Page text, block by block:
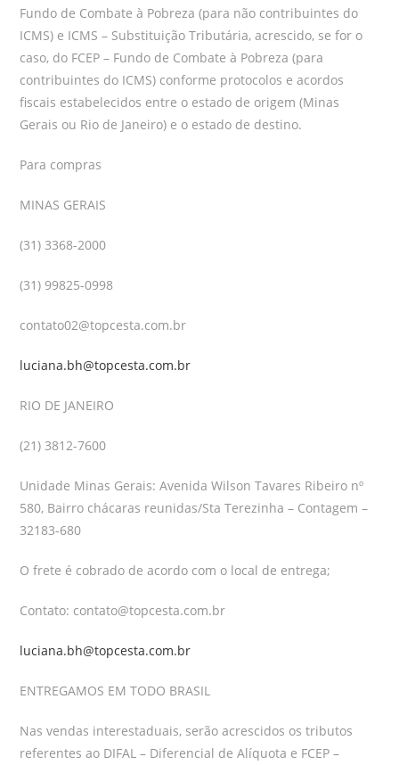
Fundo de Combate à Pobreza (para não contribuintes do
ICMS) e ICMS – Substituição Tributária, acrescido, se for o
caso, do FCEP – Fundo de Combate à Pobreza (para
contribuintes do ICMS) conforme protocolos e acordos
fiscais estabelecidos entre o estado de origem (Minas
Gerais ou Rio de Janeiro) e o estado de destino.
Para compras
MINAS GERAIS
(31) 3368-2000
(31) 99825-0998
contato02@topcesta.com.br
luciana.bh@topcesta.com.br
RIO DE JANEIRO
(21) 3812-7600
Unidade Minas Gerais: Avenida Wilson Tavares Ribeiro nº
580, Bairro chácaras reunidas/Sta Terezinha – Contagem –
32183-680
O frete é cobrado de acordo com o local de entrega;
Contato: contato@topcesta.com.br
luciana.bh@topcesta.com.br
ENTREGAMOS EM TODO BRASIL
Nas vendas interestaduais, serão acrescidos os tributos
referentes ao DIFAL – Diferencial de Alíquota e FCEP –